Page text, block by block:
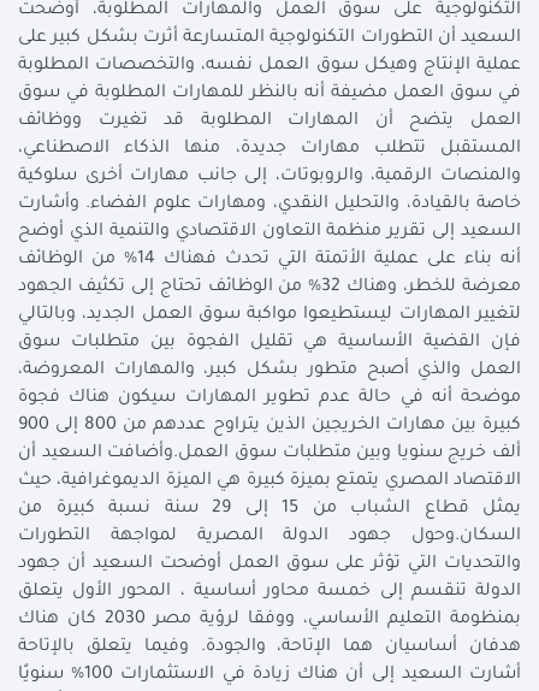
التكنولوجية على سوق العمل والمهارات المطلوبة، أوضحت
السعيد أن التطورات التكنولوجية المتسارعة أثرت بشكل كبير على
عملية الإنتاج وهيكل سوق العمل نفسه، والتخصصات المطلوبة
في سوق العمل مضيفة أنه بالنظر للمهارات المطلوبة في سوق
العمل يتضح أن المهارات المطلوبة قد تغيرت ووظائف
المستقبل تتطلب مهارات جديدة، منها الذكاء الاصطناعي،
والمنصات الرقمية، والروبوتات، إلى جانب مهارات أخرى سلوكية
خاصة بالقيادة، والتحليل النقدي، ومهارات علوم الفضاء. وأشارت
السعيد إلى تقرير منظمة التعاون الاقتصادي والتنمية الذي أوضح
أنه بناء على عملية الأتمتة التي تحدث فهناك 14% من الوظائف
معرضة للخطر، وهناك 32% من الوظائف تحتاج إلى تكثيف الجهود
لتغيير المهارات ليستطيعوا مواكبة سوق العمل الجديد، وبالتالي
فإن القضية الأساسية هي تقليل الفجوة بين متطلبات سوق
العمل والذي أصبح متطور بشكل كبير، والمهارات المعروضة،
موضحة أنه في حالة عدم تطوير المهارات سيكون هناك فجوة
كبيرة بين مهارات الخريجين الذين يتراوح عددهم من 800 إلى 900
ألف خريج سنويا وبين متطلبات سوق العمل.وأضافت السعيد أن
الاقتصاد المصري يتمتع بميزة كبيرة هي الميزة الديموغرافية، حيث
يمثل قطاع الشباب من 15 إلى 29 سنة نسبة كبيرة من
السكان.وحول جهود الدولة المصرية لمواجهة التطورات
والتحديات التي تؤثر على سوق العمل أوضحت السعيد أن جهود
الدولة تنقسم إلى خمسة محاور أساسية ، المحور الأول يتعلق
بمنظومة التعليم الأساسي، ووفقا لرؤية مصر 2030 كان هناك
هدفان أساسيان هما الإتاحة، والجودة. وفيما يتعلق بالإتاحة
أشارت السعيد إلى أن هناك زيادة في الاستثمارات 100% سنويًا